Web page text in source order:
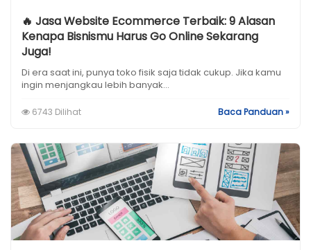
🔥 Jasa Website Ecommerce Terbaik: 9 Alasan
Kenapa Bisnismu Harus Go Online Sekarang
Juga!
Di era saat ini, punya toko fisik saja tidak cukup. Jika kamu
ingin menjangkau lebih banyak...
6743 Dilihat Baca Panduan »